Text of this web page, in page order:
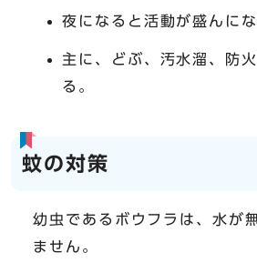
夜になると活動が盛んにな
主に、どぶ、汚水溜、防
る。
蚊の対策
幼虫であるボウフラは、水が
ません。